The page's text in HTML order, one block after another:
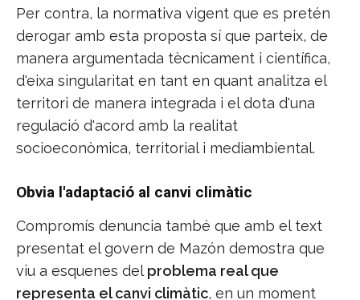
Per contra, la normativa vigent que es pretén
derogar amb esta proposta sí que parteix, de
manera argumentada tècnicament i científica,
d'eixa singularitat en tant en quant analitza el
territori de manera integrada i el dota d'una
regulació d'acord amb la realitat
socioeconòmica, territorial i mediambiental.
Obvia l'adaptació al canvi climàtic
Compromís denuncia també que amb el text
presentat el govern de Mazón demostra que
viu a esquenes del problema real que
representa el canvi climàtic, en un moment